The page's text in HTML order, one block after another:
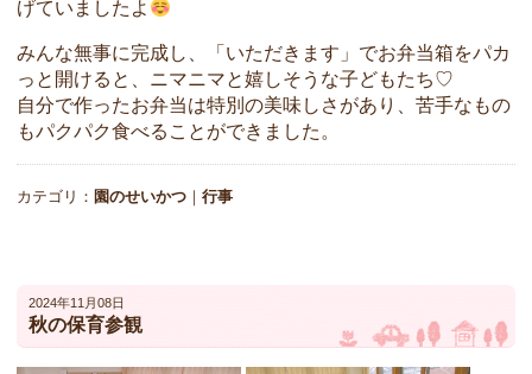
げていましたよ
みんな無事に完成し、「いただきます」でお弁当箱をパカ
っと開けると、ニマニマと嬉しそうな子どもたち♡
自分で作ったお弁当は特別の美味しさがあり、苦手なもの
もパクパク食べることができました。
カテゴリ： 園のせいかつ ｜ 行事
2024年11月08日
秋の保育参観